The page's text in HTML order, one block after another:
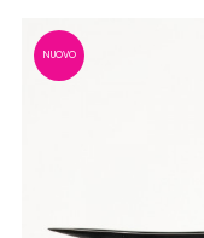
NUOVO